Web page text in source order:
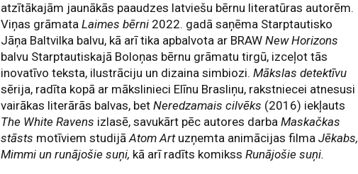
atzītākajām jaunākās paaudzes latviešu bērnu literatūras autorēm.
Viņas grāmataLaimes bērni 2022. gadā saņēma Starptautisko
Jāņa Baltvilka balvu, kā arī tika apbalvota ar BRAWNew Horizons
balvu Starptautiskajā Boloņas bērnu grāmatu tirgū, izceļot tās
inovatīvo teksta, ilustrāciju un dizaina simbiozi.Mākslas detektīvu
sērija, radīta kopā ar mākslinieci Elīnu Brasliņu, rakstniecei atnesusi
vairākas literārās balvas, betNeredzamais cilvēks (2016) iekļauts
The White Ravens izlasē, savukārt pēc autores darbaMaskačkas
stāsts motīviem studijāAtom Art uzņemta animācijas filmaJēkabs,
Mimmi un runājošie suņi, kā arī radīts komikss Runājošie suņi.